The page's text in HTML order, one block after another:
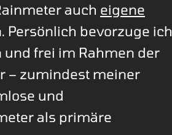
auch eigene
bevorzuge ich
und frei im Rahmen der
– zumindest meiner
und
als primäre